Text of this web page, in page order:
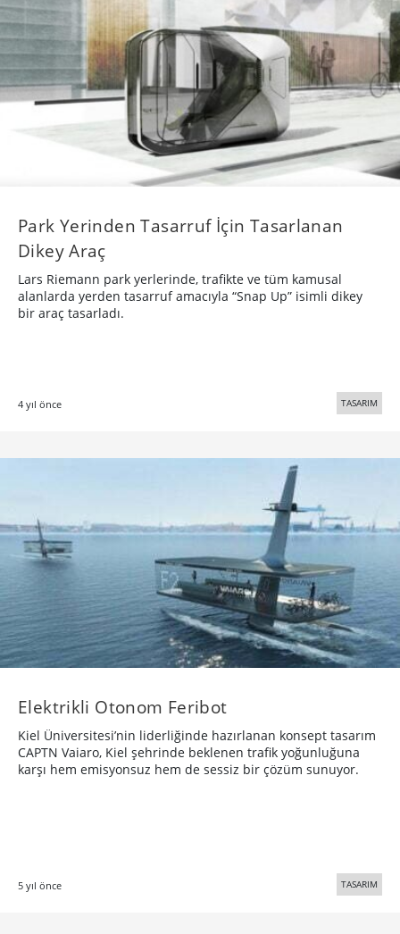
Park Yerinden Tasarruf İçin Tasarlanan
Dikey Araç
Lars Riemann park yerlerinde, trafikte ve tüm kamusal
alanlarda yerden tasarruf amacıyla “Snap Up” isimli dikey
bir araç tasarladı.
4 yıl önce TASARIM
Elektrikli Otonom Feribot
Kiel Üniversitesi’nin liderliğinde hazırlanan konsept tasarım
CAPTN Vaiaro, Kiel şehrinde beklenen trafik yoğunluğuna
karşı hem emisyonsuz hem de sessiz bir çözüm sunuyor.
5 yıl önce TASARIM